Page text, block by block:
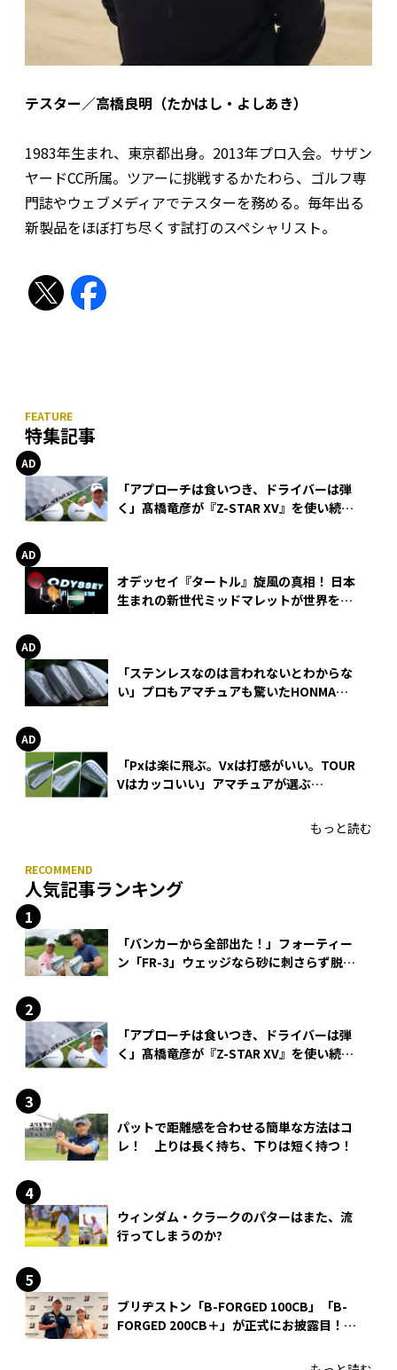
テスター／高橋良明（たかはし・よしあき）
1983年生まれ、東京都出身。2013年プロ入会。サザン
ヤードCC所属。ツアーに挑戦するかたわら、ゴルフ専
門誌やウェブメディアでテスターを務める。毎年出る
新製品をほぼ打ち尽くす試打のスペシャリスト。
特集記事
「アプローチは食いつき、ドライバーは弾
く」髙橋竜彦が『Z-STAR XV』を使い続け
オデッセイ『タートル』旋風の真相！ 日本
生まれの新世代ミッドマレットが世界を席
「ステンレスなのは言われないとわからな
い」プロもアマチュアも驚いたHONMA
「Pxは楽に飛ぶ。Vxは打感がいい。TOUR
Vはカッコいい」アマチュアが選ぶ
もっと読む
人気記事ランキング
「バンカーから全部出た！」フォーティー
ン「FR-3」ウェッジなら砂に刺さらず脱出
「アプローチは食いつき、ドライバーは弾
く」髙橋竜彦が『Z-STAR XV』を使い続け
パットで距離感を合わせる簡単な方法はコ
レ！ 上りは長く持ち、下りは短く持つ！
ウィンダム・クラークのパターはまた、流
行ってしまうのか?
ブリヂストン「B-FORGED 100CB」「B-
FORGED 200CB＋」が正式にお披露目！